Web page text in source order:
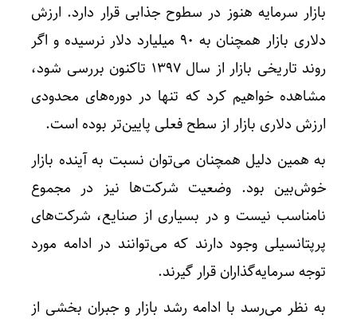
بازار سرمایه هنوز در سطوح جذابی قرار دارد. ارزش
دلاری بازار همچنان به ۹۰ میلیارد دلار نرسیده و اگر
روند تاریخی بازار از سال ۱۳۹۷ تاکنون بررسی شود،
مشاهده خواهیم کرد که تنها در دوره‌های محدودی
ارزش دلاری بازار از سطح فعلی پایین‌تر بوده است.
به همین دلیل همچنان می‌توان نسبت به آینده بازار
خوش‌بین بود. وضعیت شرکت‌ها نیز در مجموع
نامناسب نیست و در بسیاری از صنایع، شرکت‌های
پرپتانسیلی وجود دارند که می‌توانند در ادامه مورد
توجه سرمایه‌گذاران قرار گیرند.
به نظر می‌رسد با ادامه رشد بازار و جبران بخشی از